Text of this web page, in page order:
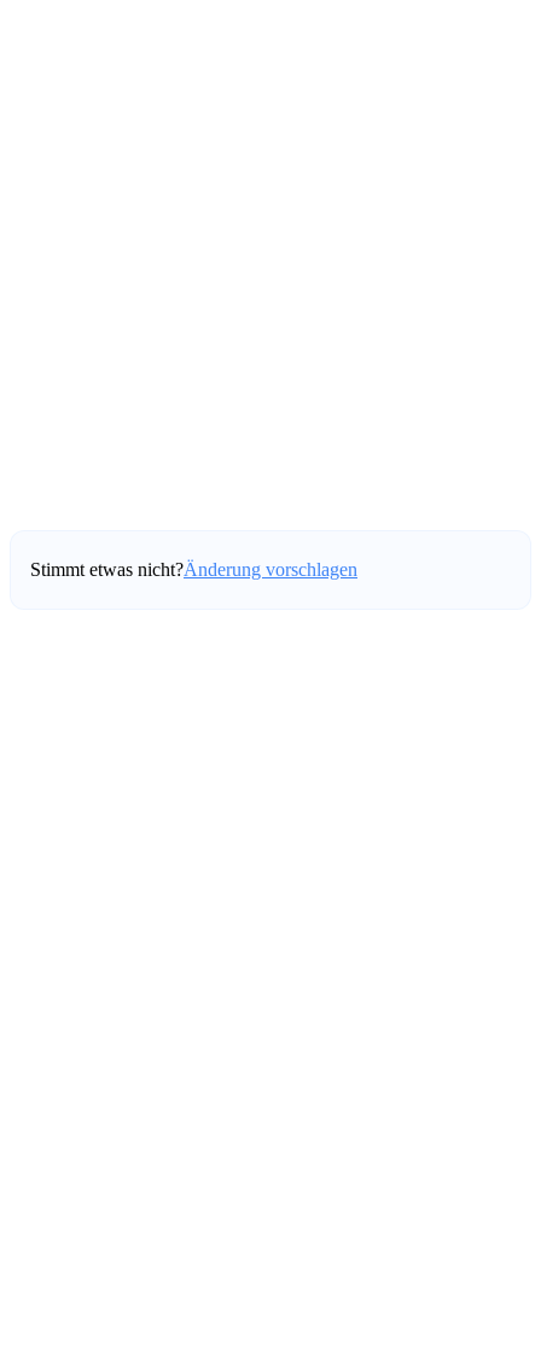
Stimmt etwas nicht?Änderung vorschlagen